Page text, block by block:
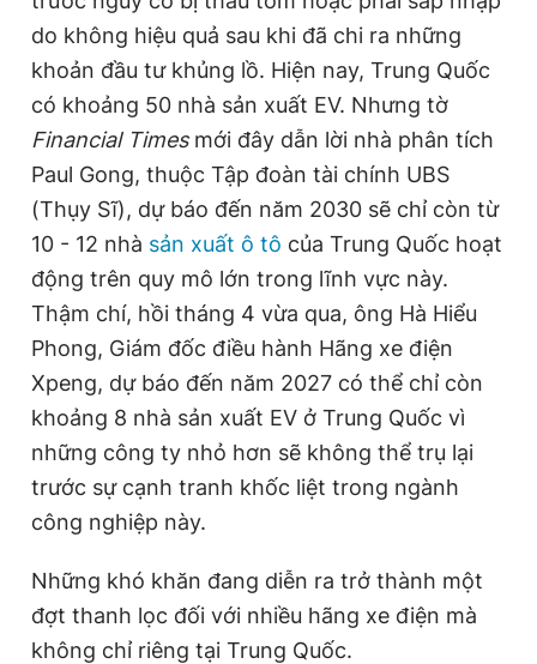
do không hiệu quả sau khi đã chi ra những
khoản đầu tư khủng lồ. Hiện nay, Trung Quốc
có khoảng 50 nhà sản xuất EV. Nhưng tờ
Financial Timesmới đây dẫn lời nhà phân tích
Paul Gong, thuộc Tập đoàn tài chính UBS
(Thụy Sĩ), dự báo đến năm 2030 sẽ chỉ còn từ
10 - 12 nhà sản xuất ô tô của Trung Quốc hoạt
động trên quy mô lớn trong lĩnh vực này.
Thậm chí, hồi tháng 4 vừa qua, ông Hà Hiểu
Phong, Giám đốc điều hành Hãng xe điện
Xpeng, dự báo đến năm 2027 có thể chỉ còn
khoảng 8 nhà sản xuất EV ở Trung Quốc vì
những công ty nhỏ hơn sẽ không thể trụ lại
trước sự cạnh tranh khốc liệt trong ngành
công nghiệp này.
Những khó khăn đang diễn ra trở thành một
đợt thanh lọc đối với nhiều hãng xe điện mà
không chỉ riêng tại Trung Quốc.